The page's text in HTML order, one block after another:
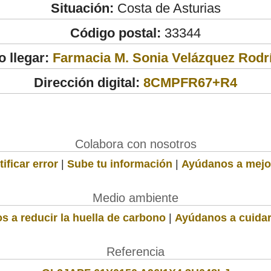
Situación: Costa de Asturias
Código postal: 33344
llegar: Farmacia M. Sonia Velázquez
Dirección digital: 8CMPFR67+R4
Colabora con nosotros
error | Sube tu información | Ayúdanos a
Medio ambiente
a reducir la huella de carbono | Ayúdanos a
Referencia